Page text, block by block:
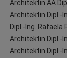
Architektin AA
Architektin Dipl.-
Dipl.-Ing. Rafaela
Architektin Dipl.-
Architektin Dipl.-